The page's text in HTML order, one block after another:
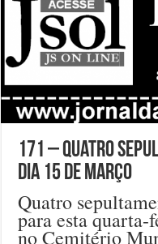
171 – Quatro
dia 15 de março
Quatro
para esta
no Cemitério